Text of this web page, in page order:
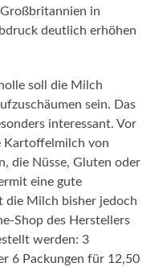
in
deutlich erhöhen
soll die Milch
sein. Das
interessant. Vor
Kartoffelmilch von
die Nüsse, Gluten oder
eine gute
die Milch bisher jedoch
Shop des Herstellers
werden: 3
6 Packungen für 12,50